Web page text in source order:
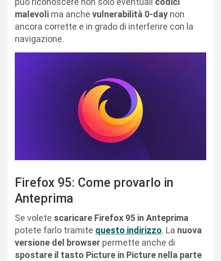
malevoli ma anche vulnerabilità 0-day non
ancora corrette e in grado di interferire con la
navigazione.
Firefox 95: Come provarlo in
Anteprima
Se volete scaricare Firefox 95 in Anteprima
potete farlo tramite questo indirizzo. La nuova
versione del browser permette anche di
spostare il tasto Picture in Picture nella parte